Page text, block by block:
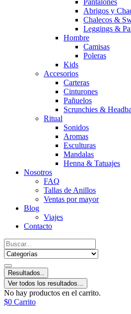
Pantalones
Abrigos y
Chalecos &
Leggings &
Hombre
Camisas
Poleras
Kids
Accesorios
Carteras
Cinturones
Pañuelos
Scrunchies &
Ritual
Sonidos
Aromas
Esculturas
Mandalas
Henna & Tatuajes
Nosotros
FAQ
Tallas de Anillos
Ventas por mayor
Blog
Viajes
Contacto
Resultados..
Ver todos los resultados...
No hay productos en el carrito.
$0 Carrito